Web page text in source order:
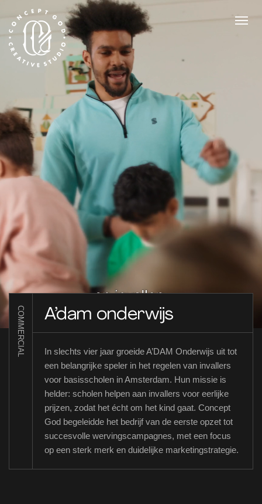
COMMERCIAL A’dam onderwijs
In slechts vier jaar groeide A’DAM Onderwijs uit tot
een belangrijke speler in het regelen van invallers
voor basisscholen in Amsterdam. Hun missie is
helder: scholen helpen aan invallers voor eerlijke
prijzen, zodat het écht om het kind gaat. Concept
God begeleidde het bedrijf van de eerste opzet tot
succesvolle wervingscampagnes, met een focus
op een sterk merk en duidelijke marketingstrategie.